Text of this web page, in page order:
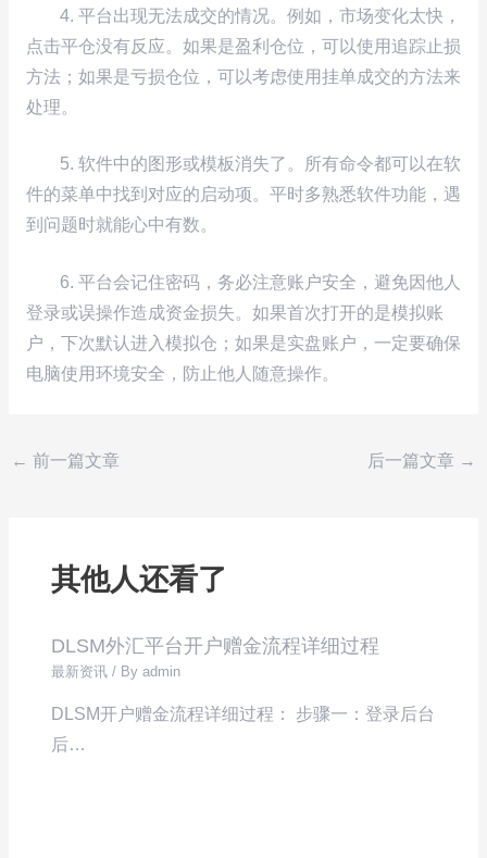
4. 平台出现无法成交的情况。例如，市场变化太快，
点击平仓没有反应。如果是盈利仓位，可以使用追踪止损
方法；如果是亏损仓位，可以考虑使用挂单成交的方法来
处理。
5. 软件中的图形或模板消失了。所有命令都可以在软
件的菜单中找到对应的启动项。平时多熟悉软件功能，遇
到问题时就能心中有数。
6. 平台会记住密码，务必注意账户安全，避免因他人
登录或误操作造成资金损失。如果首次打开的是模拟账
户，下次默认进入模拟仓；如果是实盘账户，一定要确保
电脑使用环境安全，防止他人随意操作。
← 前一篇文章 后一篇文章 →
其他人还看了
DLSM外汇平台开户赠金流程详细过程
最新资讯 / Byadmin
DLSM开户赠金流程详细过程： 步骤一：登录后台
后…